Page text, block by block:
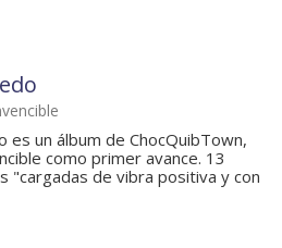
es un álbum de ChocQuibTown,
como primer avance. 13
"cargadas de vibra positiva y con